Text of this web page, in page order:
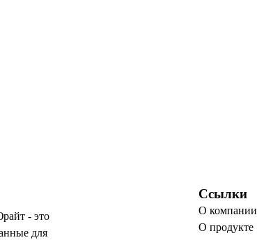
- это
для
Ссылки
О компании
О продукте